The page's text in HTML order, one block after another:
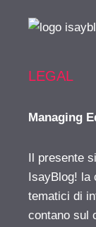
LEGAL
Managing
Il presente
IsayBlog! la
tematici di
contano sul